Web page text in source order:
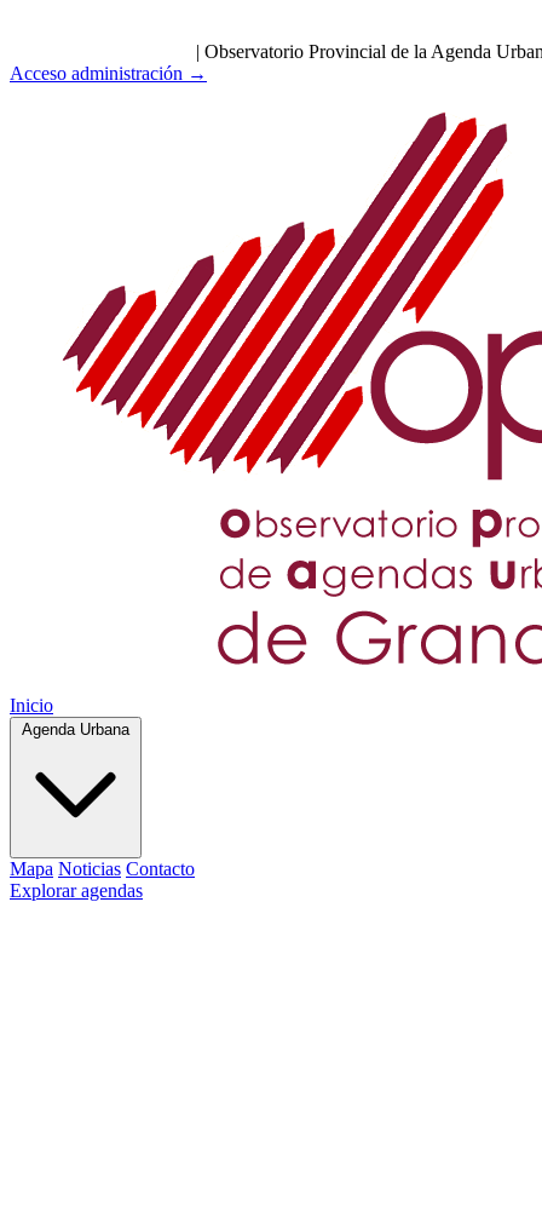
| Observatorio Provincial de la Agenda
Acceso administración →
Inicio
Agenda Urbana
Mapa Noticias Contacto
Explorar agendas